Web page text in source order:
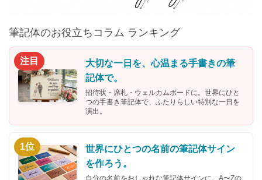
筆記体のお役立ちコラム ランキング
注目
大切な一日を、心温まる手書きの筆
記体で。
招待状・席札・ウェルカムボードに。世界にひと
つの手書き筆記体で、ふたりらしい特別な一日を
演出。
1位
世界にひとつの名前の筆記体サイン
を作ろう。
自分の名前をおしゃれな筆記体サインに。A〜Zの